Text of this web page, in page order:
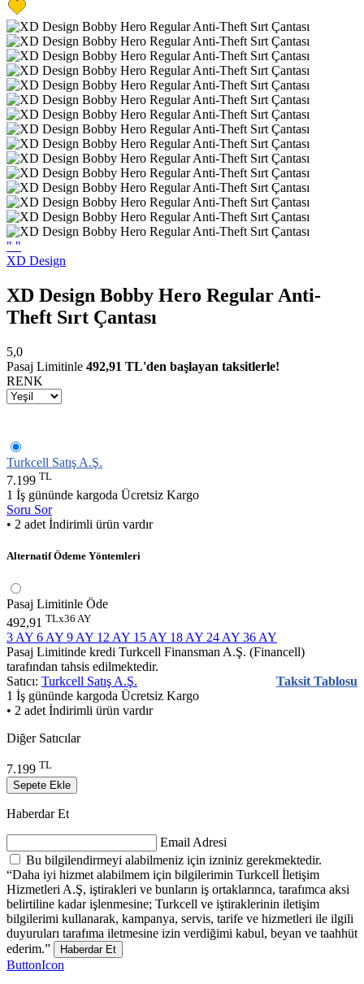
" "
XD Design
XD Design Bobby Hero Regular Anti-
Theft Sırt Çantası
5,0
Pasaj Limitinle 492,91 TL'den başlayan taksitlerle!
RENK
Turkcell Satış A.Ş.
7.199 TL
1 İş gününde kargoda Ücretsiz Kargo
Soru Sor
• 2 adet İndirimli ürün vardır
Alternatif Ödeme Yöntemleri
Pasaj Limitinle Öde
492,91 TLx36 AY
3 AY 6 AY 9 AY 12 AY 15 AY 18 AY 24 AY 36 AY
Pasaj Limitinde kredi Turkcell Finansman A.Ş. (Financell)
tarafından tahsis edilmektedir.
Satıcı: Turkcell Satış A.Ş.
Taksit Tablosu
1 İş gününde kargoda Ücretsiz Kargo
• 2 adet İndirimli ürün vardır
Diğer Satıcılar
7.199 TL
Sepete Ekle
Haberdar Et
Email Adresi
Bu bilgilendirmeyi alabilmeniz için izniniz gerekmektedir.
“Daha iyi hizmet alabilmem için bilgilerimin Turkcell İletişim
Hizmetleri A.Ş, iştirakleri ve bunların iş ortaklarınca, tarafımca aksi
belirtiline kadar işlenmesine; Turkcell ve iştiraklerinin iletişim
bilgilerimi kullanarak, kampanya, servis, tarife ve hizmetleri ile ilgili
duyuruları tarafıma iletmesine izin verdiğimi kabul, beyan ve taahhüt
ederim.”
Haberdar Et
ButtonIcon